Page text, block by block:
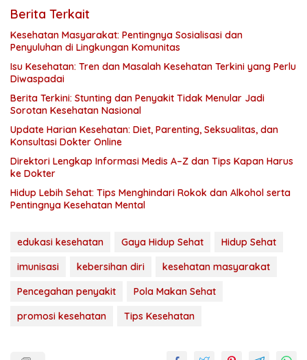
Berita Terkait
Kesehatan Masyarakat: Pentingnya Sosialisasi dan
Penyuluhan di Lingkungan Komunitas
Isu Kesehatan: Tren dan Masalah Kesehatan Terkini yang Perlu
Diwaspadai
Berita Terkini: Stunting dan Penyakit Tidak Menular Jadi
Sorotan Kesehatan Nasional
Update Harian Kesehatan: Diet, Parenting, Seksualitas, dan
Konsultasi Dokter Online
Direktori Lengkap Informasi Medis A–Z dan Tips Kapan Harus
ke Dokter
Hidup Lebih Sehat: Tips Menghindari Rokok dan Alkohol serta
Pentingnya Kesehatan Mental
edukasi kesehatan Gaya Hidup Sehat
Hidup Sehat
imunisasi
kebersihan diri
kesehatan masyarakat
Pencegahan penyakit
Pola Makan Sehat
promosi kesehatan
Tips Kesehatan